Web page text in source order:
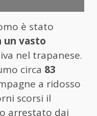
è stato
un vasto
nel trapanese.
circa 83
a ridosso
scorsi il
arrestato dai